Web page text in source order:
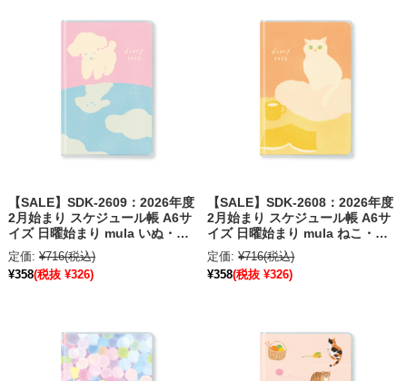
【SALE】SDK-2609：2026年度
2月始まり スケジュール帳 A6サ
イズ 日曜始まり mula いぬ・晴
れ〔OZ_S〕
定価: ¥716(税込)
¥358(税抜 ¥326)
【SALE】SDK-2608：2026年度
2月始まり スケジュール帳 A6サ
イズ 日曜始まり mula ねこ・ク
ッション横取り〔OZ_S〕
定価: ¥716(税込)
¥358(税抜 ¥326)